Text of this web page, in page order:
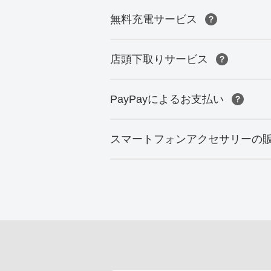
無料充電サービス
店頭下取りサービス
PayPayによるお支払い
スマートフォンアクセサリーの